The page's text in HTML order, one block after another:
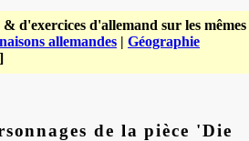
d'exercices d'allemand sur les mêmes
allemandes | Géographie
]
de la pièce 'Die